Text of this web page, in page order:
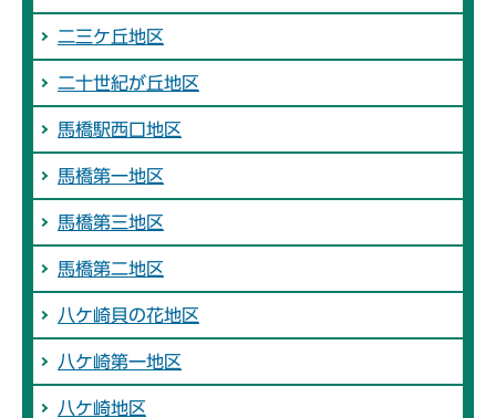
二三ケ丘地区
二十世紀が丘地区
馬橋駅西口地区
馬橋第一地区
馬橋第三地区
馬橋第二地区
八ケ崎貝の花地区
八ケ崎第一地区
八ケ崎地区